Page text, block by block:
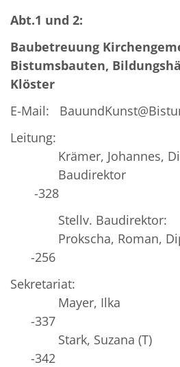
Abt.1 und 2:
Baubetreuung
Bistumsbauten,
Klöster
E-Mail:
Leitung:
Krämer, Johannes,
-328
Stellv. Baudirektor:
Prokscha, Roman,
-256
Sekretariat:
-337
Stark,
-342